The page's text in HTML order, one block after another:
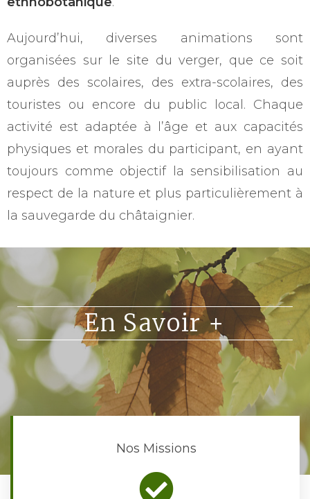
Aujourd’hui, diverses animations sont
organisées sur le site du verger, que ce soit
auprès des scolaires, des extra-scolaires, des
touristes ou encore du public local. Chaque
activité est adaptée à l’âge et aux capacités
physiques et morales du participant, en ayant
toujours comme objectif la sensibilisation au
respect de la nature et plus particulièrement à
la sauvegarde du châtaignier.
En Savoir +
Nos Missions